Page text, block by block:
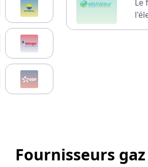
Le
Il
Fournisseurs